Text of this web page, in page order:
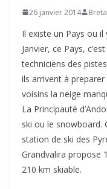
26 janvier 2014
Il existe un Pays ou
Janvier, ce Pays,
techniciens des
ils arrivent à
voisins la neige
La Principauté
ski ou le snowboard.
station de ski des
Grandvalira propose
210 km skiable.